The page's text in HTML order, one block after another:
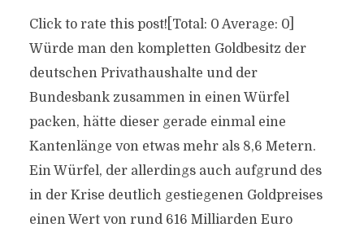
Click to rate this post![Total: 0 Average: 0]
Würde man den kompletten Goldbesitz der
deutschen Privathaushalte und der
Bundesbank zusammen in einen Würfel
packen, hätte dieser gerade einmal eine
Kantenlänge von etwas mehr als 8,6 Metern.
Ein Würfel, der allerdings auch aufgrund des
in der Krise deutlich gestiegenen Goldpreises
einen Wert von rund 616 Milliarden Euro